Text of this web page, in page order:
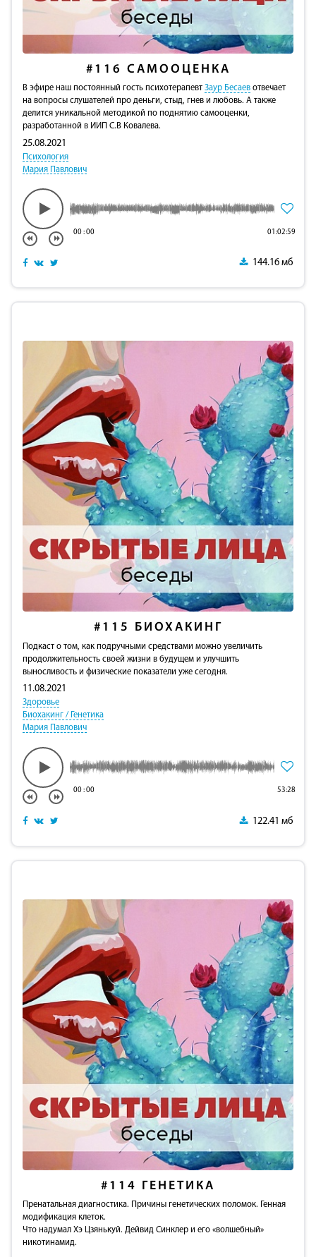
#116 САМООЦЕНКА
В эфире наш постоянный гость психотерапевт Заур Бесаев отвечает
на вопросы слушателей про деньги, стыд, гнев и любовь. А также
делится уникальной методикой по поднятию самооценки,
разработанной в ИИП С.В Ковалева.
25.08.2021
Психология
Мария Павлович
00:00 01:02:59
144.16 мб
#115 БИОХАКИНГ
Подкаст о том, как подручными средствами можно увеличить
продолжительность своей жизни в будущем и улучшить
выносливость и физические показатели уже сегодня.
11.08.2021
Здоровье
Биохакинг / Генетика
Мария Павлович
00:00 53:28
122.41 мб
#114 ГЕНЕТИКА
Пренатальная диагностика. Причины генетических поломок. Генная
модификация клеток.
Что надумал Хэ Цзянькуй. Дейвид Синклер и его «волшебный»
никотинамид.